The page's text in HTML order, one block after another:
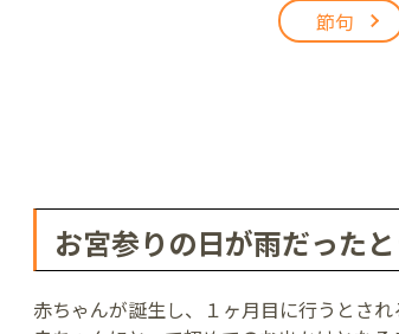
節句
お宮参りの日が雨だった
赤ちゃんが誕生し、１ヶ月目に行うとされ